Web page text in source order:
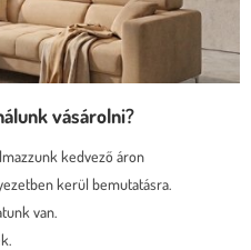
vásárolni?
kedvező áron
kerül bemutatásra.
van.